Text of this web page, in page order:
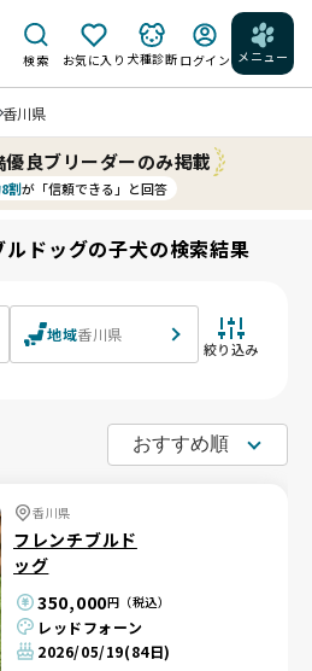
検索 お気に入り 犬種診断 ログイン メニュー
香川県
優良ブリーダーのみ掲載
割が「信頼できる」と回答
ドッグの子犬の検索結果
地域香川県
絞り込み
香川県
フレンチブルド
ッグ
350,000円（税込）
レッドフォーン
2026/05/19(84日)